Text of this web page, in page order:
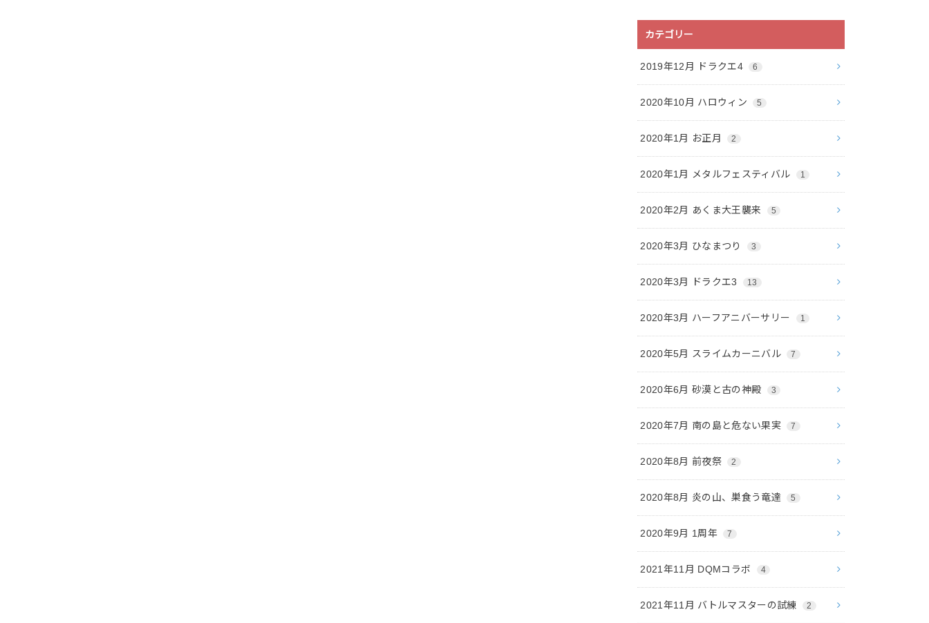
カテゴリー
2019年12月 ドラクエ4 6
2020年10月 ハロウィン 5
2020年1月 お正月 2
2020年1月 メタルフェスティバル 1
2020年2月 あくま大王襲来 5
2020年3月 ひなまつり 3
2020年3月 ドラクエ3 13
2020年3月 ハーフアニバーサリー 1
2020年5月 スライムカーニバル 7
2020年6月 砂漠と古の神殿 3
2020年7月 南の島と危ない果実 7
2020年8月 前夜祭 2
2020年8月 炎の山、巣食う竜達 5
2020年9月 1周年 7
2021年11月 DQMコラボ 4
2021年11月 バトルマスターの試練 2